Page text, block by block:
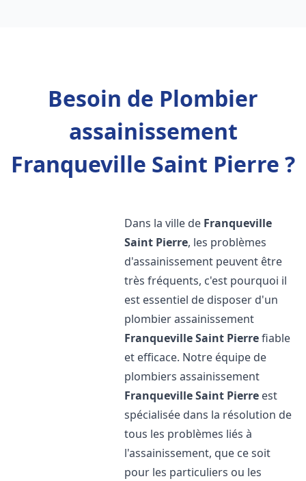
Besoin de Plombier
assainissement
Franqueville Saint Pierre ?
Dans la ville de Franqueville
Saint Pierre, les problèmes
d'assainissement peuvent être
très fréquents, c'est pourquoi il
est essentiel de disposer d'un
plombier assainissement
Franqueville Saint Pierrefiable
et efficace. Notre équipe de
plombiers assainissement
Franqueville Saint Pierre est
spécialisée dans la résolution de
tous les problèmes liés à
l'assainissement, que ce soit
pour les particuliers ou les